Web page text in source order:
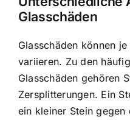
Glasschäden
Glasschäden können
variieren. Zu den
Glasschäden gehören
Zersplitterungen. Ein
ein kleiner Stein